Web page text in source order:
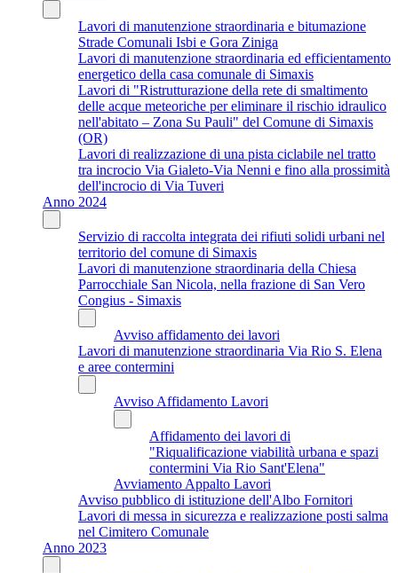
Lavori di manutenzione straordinaria e bitumazione
Strade Comunali Isbi e Gora Ziniga
Lavori di manutenzione straordinaria ed efficientamento
energetico della casa comunale di Simaxis
Lavori di "Ristrutturazione della rete di smaltimento
delle acque meteoriche per eliminare il rischio idraulico
nell'abitato – Zona Su Pauli" del Comune di Simaxis
(OR)
Lavori di realizzazione di una pista ciclabile nel tratto
tra incrocio Via Gialeto-Via Nenni e fino alla prossimità
dell'incrocio di Via Tuveri
Anno 2024
Servizio di raccolta integrata dei rifiuti solidi urbani nel
territorio del comune di Simaxis
Lavori di manutenzione straordinaria della Chiesa
Parrocchiale San Nicola, nella frazione di San Vero
Congius - Simaxis
Avviso affidamento dei lavori
Lavori di manutenzione straordinaria Via Rio S. Elena
e aree contermini
Avviso Affidamento Lavori
Affidamento dei lavori di
"Riqualificazione viabilità urbana e spazi
contermini Via Rio Sant'Elena"
Avviamento Appalto Lavori
Avviso pubblico di istituzione dell'Albo Fornitori
Lavori di messa in sicurezza e realizzazione posti salma
nel Cimitero Comunale
Anno 2023